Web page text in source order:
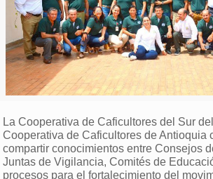
La Cooperativa de Caficultores del Sur
Cooperativa de Caficultores de Antioquia
compartir conocimientos entre Consejos
Juntas de Vigilancia, Comités de
procesos para el fortalecimiento del